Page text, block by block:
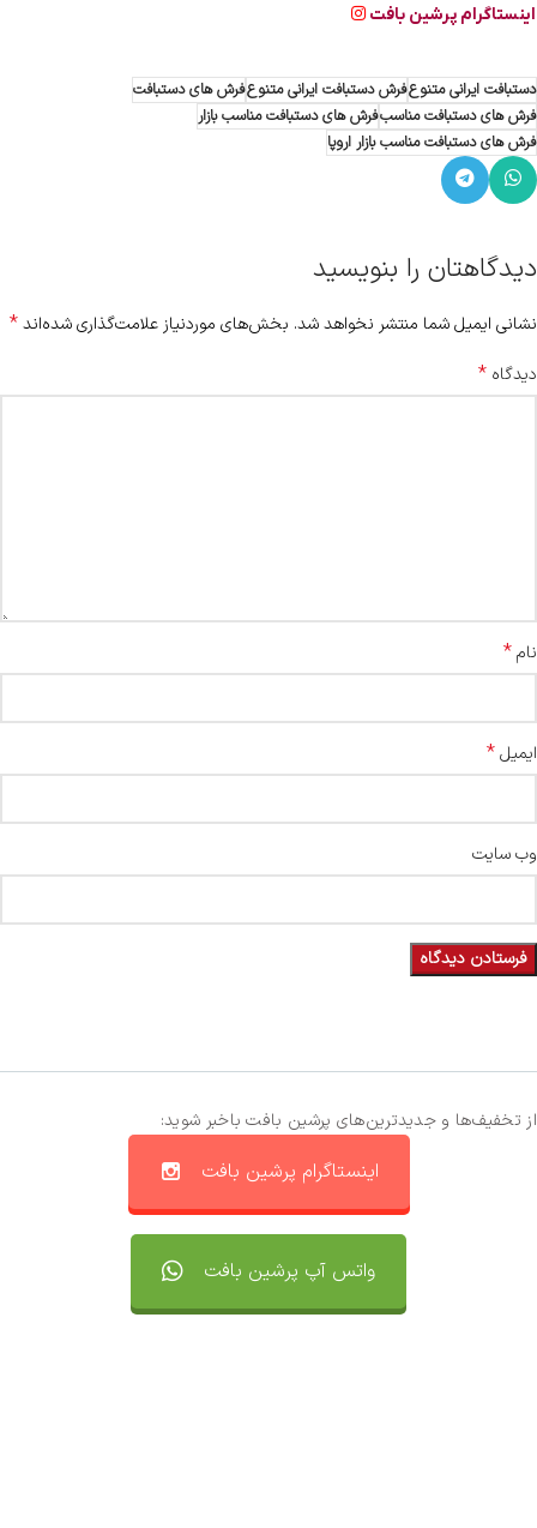
اینستاگرام پرشین بافت
دستبافت ایرانی متنوعفرش دستبافت ایرانی متنوعفرش های دستبافت
فرش های دستبافت مناسبفرش های دستبافت مناسب بازار
فرش های دستبافت مناسب بازار اروپا
دیدگاهتان را بنویسید
نشانی ایمیل شما منتشر نخواهد شد. بخش‌های موردنیاز علامت‌گذاری شده‌اند*
دیدگاه *
نام*
ایمیل*
وب‌ سایت
از تخفیف‌ها و جدیدترین‌های پرشین بافت باخبر شوید:
اینستاگرام پرشین بافت
واتس آپ پرشین بافت